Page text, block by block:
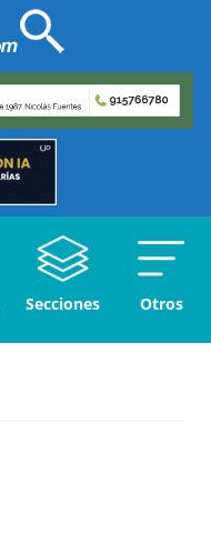
Secciones Otros